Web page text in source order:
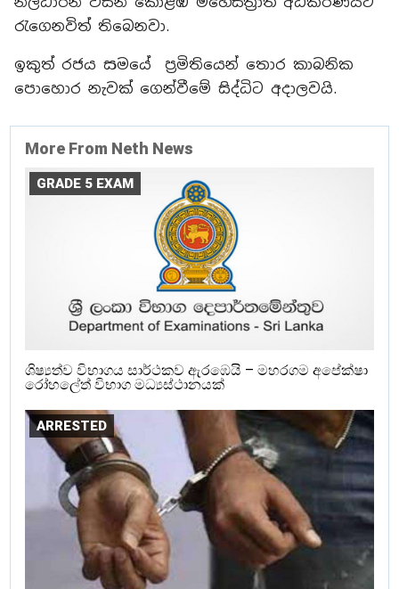
රැගෙනවිත් තිබෙනවා.
ඉකුත් රජය සමයේ ප්‍රමිතියෙන් තොර කාබනික
පොහොර නැවක් ගෙන්වීමේ සිද්ධිට අදාලවයි.
More From Neth News
GRADE 5 EXAM
ශිෂ්‍යත්ව විභාගය සාර්ථකව ඇරඹෙයි – මහරගම අපේක්ෂා
රෝහලේත් විභාග මධ්‍යස්ථානයක්
ARRESTED